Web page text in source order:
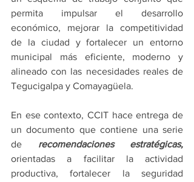
permita impulsar el desarrollo
económico, mejorar la competitividad
de la ciudad y fortalecer un entorno
municipal más eficiente, moderno y
alineado con las necesidades reales de
Tegucigalpa y Comayagüela.
En ese contexto, CCIT hace entrega de
un documento que contiene una serie
de
orientadas a facilitar la actividad
productiva, fortalecer la seguridad